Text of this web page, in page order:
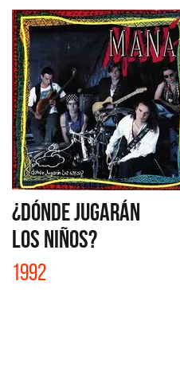
¿DÓNDE JUGARÁN
LOS NIÑOS?
1992